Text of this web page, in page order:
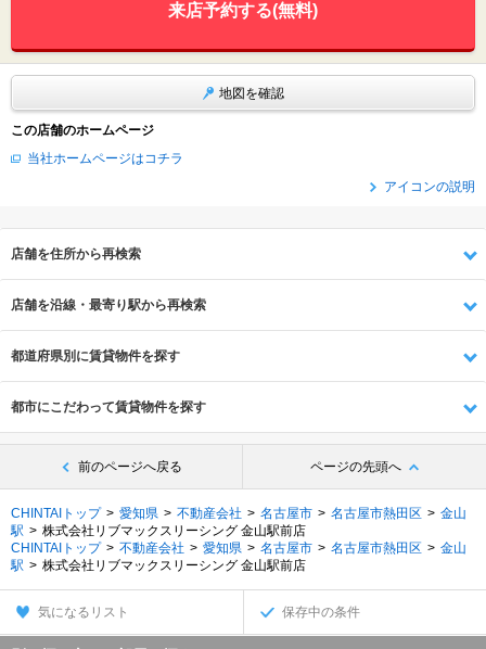
来店予約する(無料)
地図を確認
この店舗のホームページ
当社ホームページはコチラ
アイコンの説明
店舗を住所から再検索
店舗を沿線・最寄り駅から再検索
都道府県別に賃貸物件を探す
都市にこだわって賃貸物件を探す
前のページへ戻る ページの先頭へ
CHINTAIトップ 愛知県 不動産会社 名古屋市 名古屋市熱田区
金山
駅
株式会社リブマックスリーシング 金山駅前店
CHINTAIトップ
不動産会社 愛知県 名古屋市 名古屋市熱田区
金山
駅
株式会社リブマックスリーシング 金山駅前店
気になるリスト 保存中の条件